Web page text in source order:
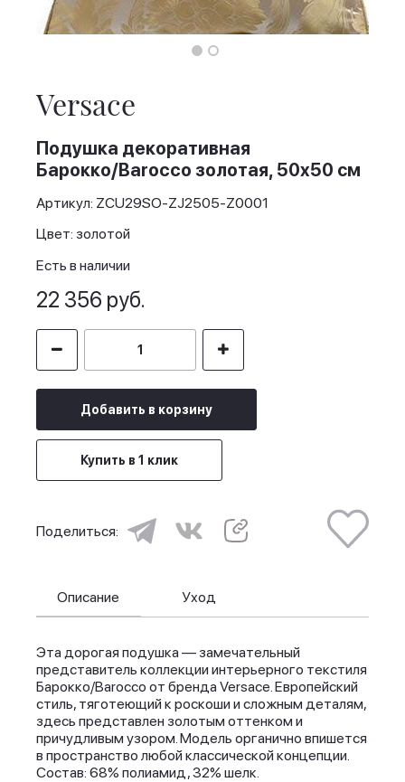
beginning
of
the
images
gallery
Versace
Подушка декоративная
Барокко/Barocco золотая, 50x50 см
Артикул: ZCU29SO-ZJ2505-Z0001
Цвет: золотой
Есть в наличии
22 356 руб.
Добавить в корзину
Купить в 1 клик
Поделиться:
Описание
Эта дорогая подушка — замечательный
представитель коллекции интерьерного текстиля
Барокко/Barocco от бренда Versace. Европейский
стиль, тяготеющий к роскоши и сложным деталям,
здесь представлен золотым оттенком и
причудливым узором. Модель органично впишется
в пространство любой классической концепции.
Состав: 68% полиамид, 32% шелк.
Уход